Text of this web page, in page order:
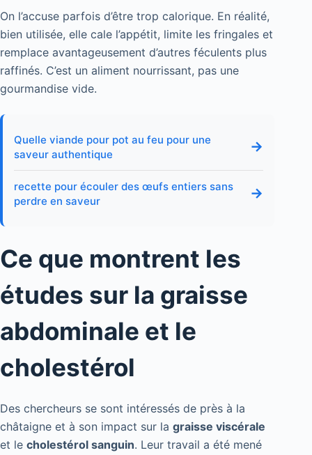
On l’accuse parfois d’être trop calorique. En réalité,
bien utilisée, elle cale l’appétit, limite les fringales et
remplace avantageusement d’autres féculents plus
raffinés. C’est un aliment nourrissant, pas une
gourmandise vide.
Quelle viande pour pot au feu pour une
saveur authentique
→
recette pour écouler des œufs entiers sans
perdre en saveur
→
Ce que montrent les
études sur la graisse
abdominale et le
cholestérol
Des chercheurs se sont intéressés de près à la
châtaigne et à son impact sur la graisse viscérale
et le cholestérol sanguin. Leur travail a été mené